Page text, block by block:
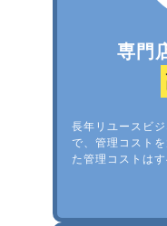
専門
長年リユースビ
で、管理コスト
た管理コストは